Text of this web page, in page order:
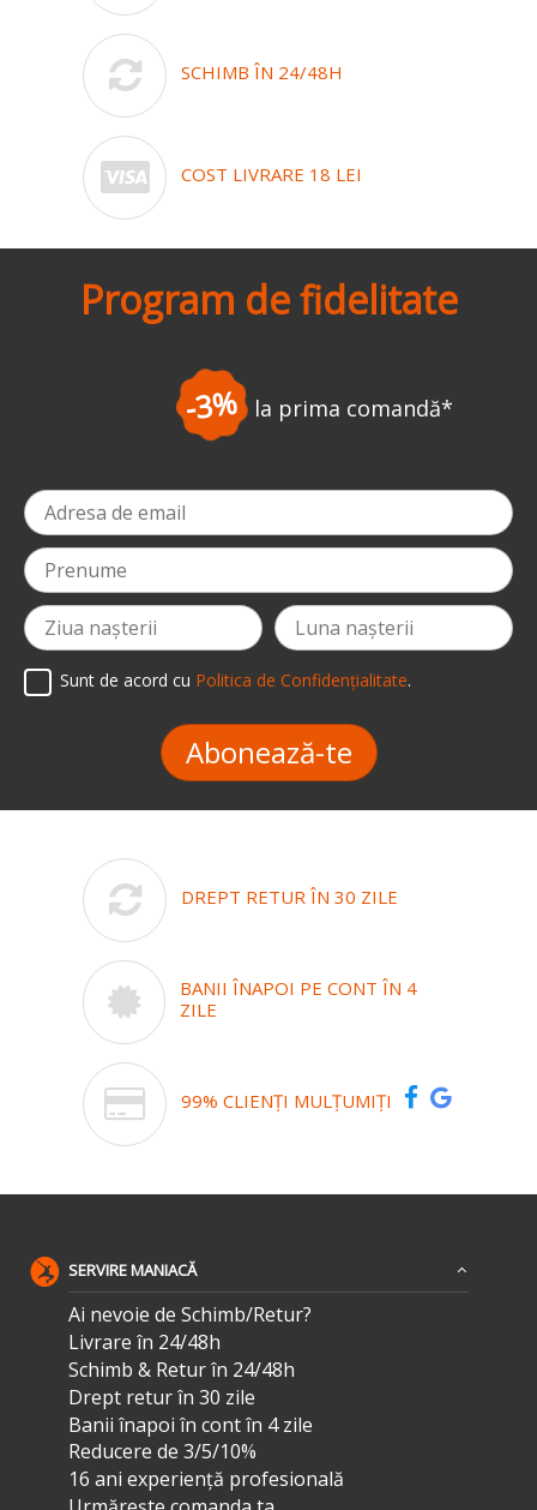
SCHIMB ÎN 24/48H
COST LIVRARE 18 LEI
Program de fidelitate
-3% la prima comandă*
Sunt de acord cu Politica de Confidențialitate.
Abonează-te
DREPT RETUR ÎN 30 ZILE
BANII ÎNAPOI PE CONT ÎN 4
ZILE
99% CLIENȚI MULȚUMIȚI
SERVIRE MANIACĂ
Ai nevoie de Schimb/Retur?
Livrare în 24/48h
Schimb & Retur în 24/48h
Drept retur în 30 zile
Banii înapoi în cont în 4 zile
Reducere de 3/5/10%
16 ani experiență profesională